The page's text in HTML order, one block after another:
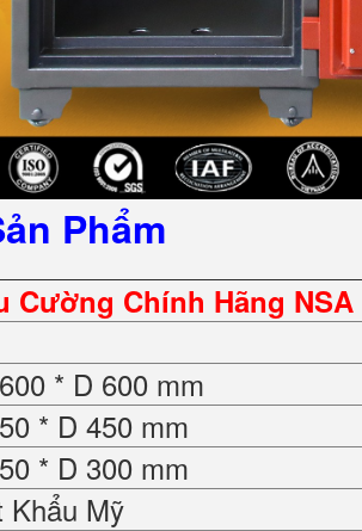
Phẩm
Cường Chính Hãng NSA
* D 600 mm
* D 450 mm
* D 300 mm
Khẩu Mỹ